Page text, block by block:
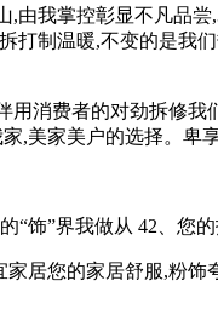
我掌控彰显不凡品
制温暖,不变的是
费者的对劲拆修我
,美家美户的选择。卑
”界我做从 42、您的
您的家居舒服,粉饰